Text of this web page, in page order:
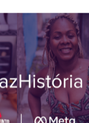
Bons